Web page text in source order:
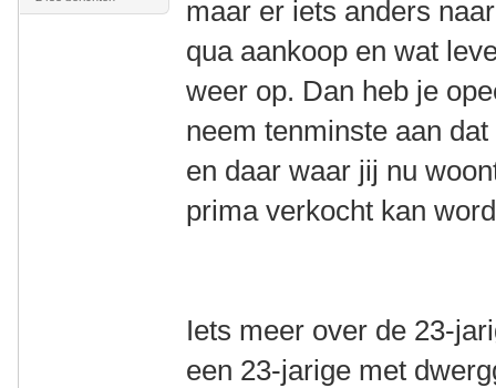
maar er iets anders
qua aankoop en wat
weer op. Dan heb je
neem tenminste aan
en daar waar jij nu
prima verkocht kan
Iets meer over de 23-
een 23-jarige met